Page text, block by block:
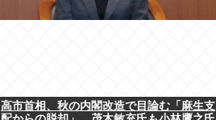
高市首相、秋の内閣改造で目論む「麻生支